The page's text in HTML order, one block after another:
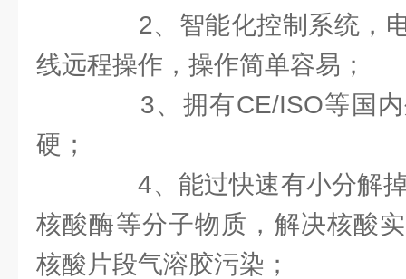
2、智能化控制系统，电
线远程操作，操作简单容易；
3、拥有CE/ISO等国内
硬；
4、能过快速有小分解掉
核酸酶等分子物质，解决核酸
核酸片段气溶胶污染；